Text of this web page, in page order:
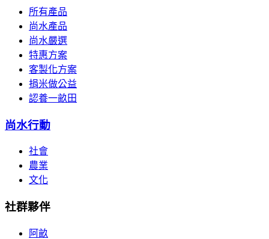
所有產品
尚水產品
尚水嚴選
特惠方案
客製化方案
捐米做公益
認養一畝田
尚水行動
社會
農業
文化
社群夥伴
阿畝